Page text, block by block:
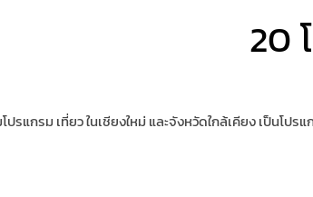
20
โปรแกรม เที่ยว ในเชียงใหม่ และจังหวัดใกล้เคียง เป็นโ